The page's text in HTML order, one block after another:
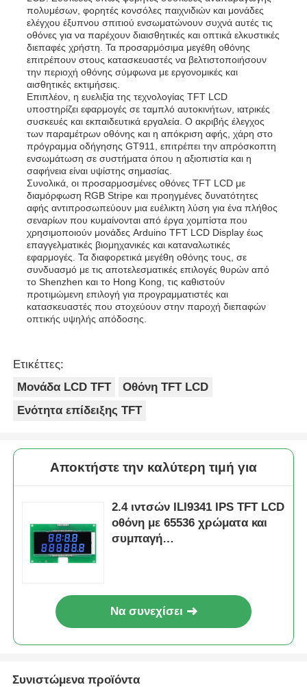
πολυμέσων, φορητές κονσόλες παιχνιδιών και μονάδες
ελέγχου έξυπνου σπιτιού ενσωματώνουν συχνά αυτές τις
οθόνες για να παρέχουν διαισθητικές και οπτικά ελκυστικές
διεπαφές χρήστη. Τα προσαρμόσιμα μεγέθη οθόνης
επιτρέπουν στους κατασκευαστές να βελτιστοποιήσουν
την περιοχή οθόνης σύμφωνα με εργονομικές και
αισθητικές εκτιμήσεις.
Επιπλέον, η ευελιξία της τεχνολογίας TFT LCD
υποστηρίζει εφαρμογές σε ταμπλό αυτοκινήτων, ιατρικές
συσκευές και εκπαιδευτικά εργαλεία. Ο ακριβής έλεγχος
των παραμέτρων οθόνης και η απόκριση αφής, χάρη στο
πρόγραμμα οδήγησης GT911, επιτρέπει την απρόσκοπτη
ενσωμάτωση σε συστήματα όπου η αξιοπιστία και η
σαφήνεια είναι υψίστης σημασίας.
Συνολικά, οι προσαρμοσμένες οθόνες TFT LCD με
διαμόρφωση RGB Stripe και προηγμένες δυνατότητες
αφής αντιπροσωπεύουν μια ευέλικτη λύση για ένα πλήθος
σεναρίων που κυμαίνονται από έργα χομπίστα που
χρησιμοποιούν μονάδες Arduino TFT LCD Display έως
επαγγελματικές βιομηχανικές και καταναλωτικές
εφαρμογές. Τα διαφορετικά μεγέθη οθόνης τους, σε
συνδυασμό με τις αποτελεσματικές επιλογές θυρών από
το Shenzhen και το Hong Kong, τις καθιστούν
προτιμώμενη επιλογή για προγραμματιστές και
κατασκευαστές που στοχεύουν στην παροχή διεπαφών
οπτικής υψηλής απόδοσης.
Ετικέττες:
Μονάδα LCD TFT
Οθόνη TFT LCD
Ενότητα επίδειξης TFT
Αποκτήστε την καλύτερη τιμή για
2.4 ιντσών ILI9341 IPS TFT LCD
οθόνη με 65536 χρώματα και
συμπαγή
Να συνεχίσει
Συνιστώμενα προϊόντα